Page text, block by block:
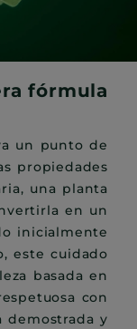
fórmula
un punto de
propiedades
una planta
en un
inicialmente
este cuidado
basada en
con
demostrada y